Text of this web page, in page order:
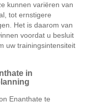
kunnen variëren van
tot ernstigere
Het is daarom van
voordat u besluit
uw trainingsintensiteit
in
Enanthate te